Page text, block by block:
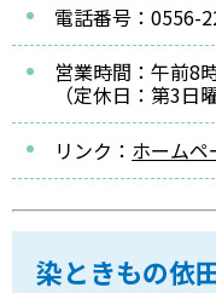
電話番号：0556-
営業時間：午前8
（定休日：第3日
リンク： ホームペ
染ときもの依